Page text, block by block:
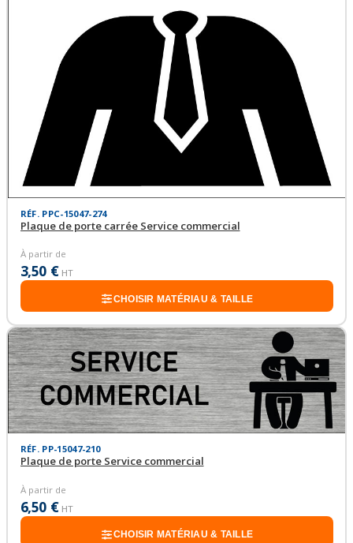
RÉF. PPC-15047-274
Plaque de porte carrée Service commercial
À partir de
3,50 € HT
CHOISIR MATÉRIAU & TAILLE
RÉF. PP-15047-210
Plaque de porte Service commercial
À partir de
6,50 € HT
CHOISIR MATÉRIAU & TAILLE